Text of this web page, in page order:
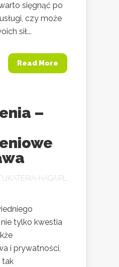
sięgnąć po
czy może
sił...
Read More
–
HAGA.PL
tylko kwestia
i prywatności,
tak